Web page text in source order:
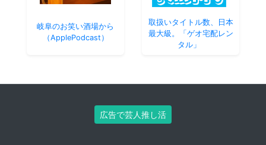
岐阜のお笑い酒場から
（ApplePodcast）
取扱いタイトル数、日本
最大級。「ゲオ宅配レン
タル」
広告で芸人推し活